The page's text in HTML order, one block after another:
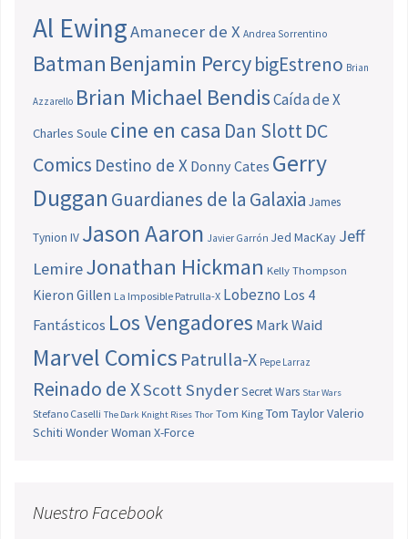
Al EwingAmanecer de X Andrea Sorrentino
Batman Benjamin PercybigEstreno Brian
Azzarello Brian Michael BendisCaída de X
Charles Soule cine en casa Dan SlottDC
Comics Destino de X Donny Cates Gerry
Duggan Guardianes de la Galaxia James
Tynion IV Jason Aaron Javier Garrón Jed MacKay Jeff
LemireJonathan Hickman Kelly Thompson
Kieron Gillen La Imposible Patrulla-X Lobezno Los 4
Fantásticos Los Vengadores Mark Waid
Marvel Comics Patrulla-X Pepe Larraz
Reinado de XScott SnyderSecret Wars Star Wars
Stefano Caselli The Dark Knight Rises Thor Tom King Tom TaylorValerio
Schiti Wonder Woman X-Force
Nuestro Facebook